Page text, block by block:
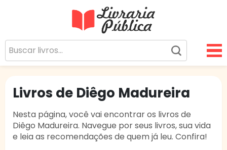
Sua Biblioteca Virtual Gratuita
Livros de Diêgo Madureira
Nesta página, você vai encontrar os livros de
Diêgo Madureira. Navegue por seus livros, sua vida
e leia as recomendações de quem já leu. Confira!